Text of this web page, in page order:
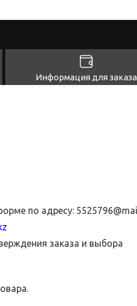
Информация для заказа
по адресу: 5525796@
заказа и выбора